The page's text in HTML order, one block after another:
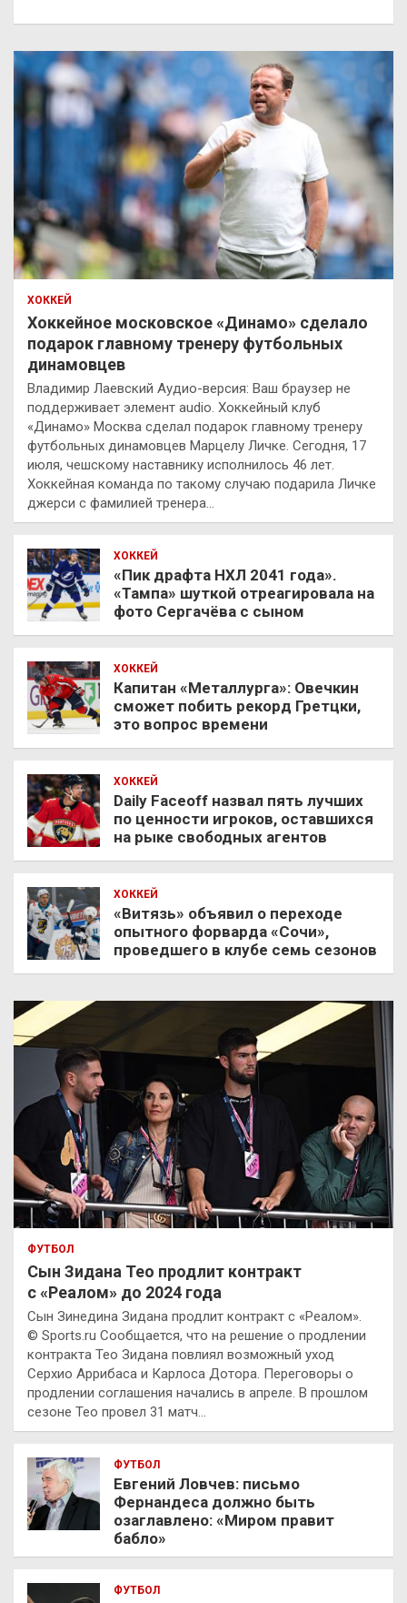
ХОККЕЙ
Хоккейное московское «Динамо» сделало
подарок главному тренеру футбольных
динамовцев
Владимир Лаевский Аудио-версия: Ваш браузер не
поддерживает элемент audio. Хоккейный клуб
«Динамо» Москва сделал подарок главному тренеру
футбольных динамовцев Марцелу Личке. Сегодня, 17
июля, чешскому наставнику исполнилось 46 лет.
Хоккейная команда по такому случаю подарила Личке
джерси с фамилией тренера…
ХОККЕЙ
«Пик драфта НХЛ 2041 года».
«Тампа» шуткой отреагировала на
фото Сергачёва с сыном
ХОККЕЙ
Капитан «Металлурга»: Овечкин
сможет побить рекорд Гретцки,
это вопрос времени
ХОККЕЙ
Daily Faceoff назвал пять лучших
по ценности игроков, оставшихся
на рыке свободных агентов
ХОККЕЙ
«Витязь» объявил о переходе
опытного форварда «Сочи»,
проведшего в клубе семь сезонов
ФУТБОЛ
Сын Зидана Тео продлит контракт
с «Реалом» до 2024 года
Сын Зинедина Зидана продлит контракт с «Реалом».
© Sports.ru Сообщается, что на решение о продлении
контракта Тео Зидана повлиял возможный уход
Серхио Аррибаса и Карлоса Дотора. Переговоры о
продлении соглашения начались в апреле. В прошлом
сезоне Тео провел 31 матч…
ФУТБОЛ
Евгений Ловчев: письмо
Фернандеса должно быть
озаглавлено: «Миром правит
бабло»
ФУТБОЛ